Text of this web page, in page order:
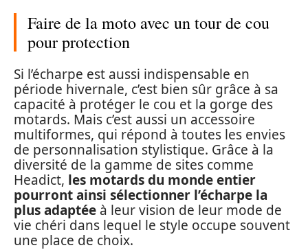
Faire de la moto avec un tour de cou
pour protection
Si l’écharpe est aussi indispensable en
période hivernale, c’est bien sûr grâce à sa
capacité à protéger le cou et la gorge des
motards. Mais c’est aussi un accessoire
multiformes, qui répond à toutes les envies
de personnalisation stylistique. Grâce à la
diversité de la gamme de sites comme
Headict, les motards du monde entier
pourront ainsi sélectionner l’écharpe la
plus adaptée à leur vision de leur mode de
vie chéri dans lequel le style occupe souvent
une place de choix.